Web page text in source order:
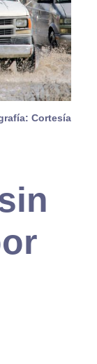
Cortesía